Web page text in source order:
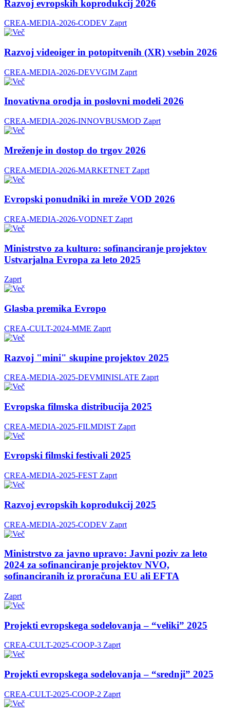
Razvoj evropskih koprodukcij 2026
CREA-MEDIA-2026-CODEV Zaprt
Razvoj videoiger in potopitvenih (XR) vsebin 2026
CREA-MEDIA-2026-DEVVGIM Zaprt
Inovativna orodja in poslovni modeli 2026
CREA-MEDIA-2026-INNOVBUSMOD Zaprt
Mreženje in dostop do trgov 2026
CREA-MEDIA-2026-MARKETNET Zaprt
Evropski ponudniki in mreže VOD 2026
CREA-MEDIA-2026-VODNET Zaprt
Ministrstvo za kulturo: sofinanciranje projektov
Ustvarjalna Evropa za leto 2025
Zaprt
Glasba premika Evropo
CREA-CULT-2024-MME Zaprt
Razvoj "mini" skupine projektov 2025
CREA-MEDIA-2025-DEVMINISLATE Zaprt
Evropska filmska distribucija 2025
CREA-MEDIA-2025-FILMDIST Zaprt
Evropski filmski festivali 2025
CREA-MEDIA-2025-FEST Zaprt
Razvoj evropskih koprodukcij 2025
CREA-MEDIA-2025-CODEV Zaprt
Ministrstvo za javno upravo: Javni poziv za leto
2024 za sofinanciranje projektov NVO,
sofinanciranih iz proračuna EU ali EFTA
Zaprt
Projekti evropskega sodelovanja – “veliki” 2025
CREA-CULT-2025-COOP-3 Zaprt
Projekti evropskega sodelovanja – “srednji” 2025
CREA-CULT-2025-COOP-2 Zaprt